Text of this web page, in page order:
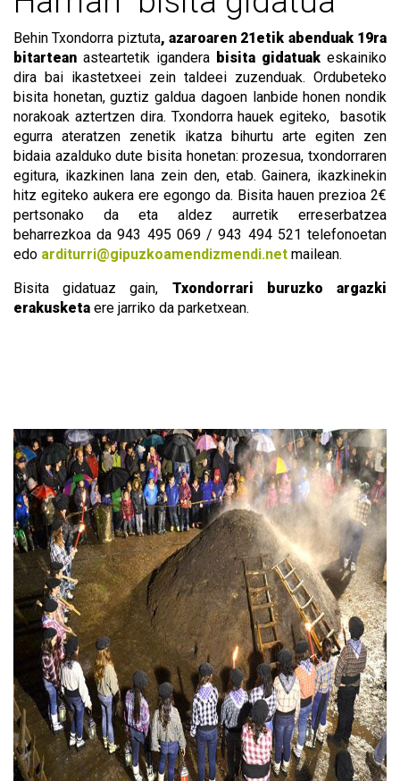
Behin Txondorra piztuta, azaroaren 21etik abenduak 19ra
bitartean asteartetik igandera bisita gidatuak eskainiko
dira bai ikastetxeei zein taldeei zuzenduak. Ordubeteko
bisita honetan, guztiz galdua dagoen lanbide honen nondik
norakoak aztertzen dira. Txondorra hauek egiteko, basotik
egurra ateratzen zenetik ikatza bihurtu arte egiten zen
bidaia azalduko dute bisita honetan: prozesua, txondorraren
egitura, ikazkinen lana zein den, etab. Gainera, ikazkinekin
hitz egiteko aukera ere egongo da. Bisita hauen prezioa 2€
pertsonako da eta aldez aurretik erreserbatzea
beharrezkoa da 943 495 069 / 943 494 521 telefonoetan
edo arditurri@gipuzkoamendizmendi.net mailean.
Bisita gidatuaz gain, Txondorrari buruzko
argazki
erakusketa ere jarriko da parketxean.